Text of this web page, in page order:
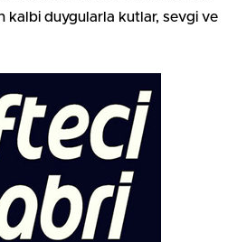
kalbi duygularla kutlar, sevgi ve